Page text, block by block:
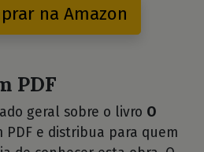
na Amazon
PDF
geral sobre o livro O
PDF e distribua para quem